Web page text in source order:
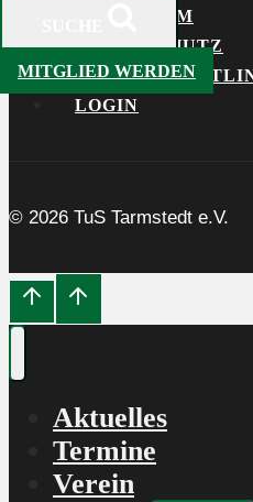
MITGLIED WERDEN
IMPRESSUM
DATENSCHUTZ
COOKIE-
LOGIN
© 2026 TuS Tarmstedt e.V.
Aktuelles
Termine
Verein